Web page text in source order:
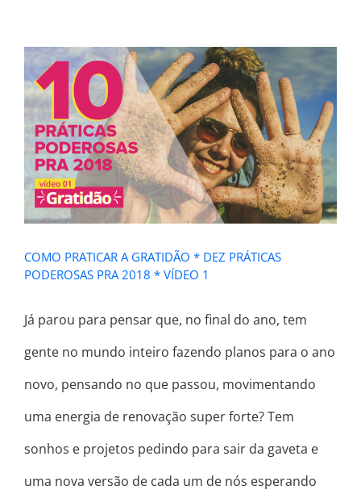
COMO PRATICAR A GRATIDÃO * DEZ
PRÁTICAS PODEROSAS PRA 2018 *
VÍDEO 1
COMO PRATICAR A GRATIDÃO * DEZ PRÁTICAS
PODEROSAS PRA 2018 * VÍDEO 1
Já parou para pensar que, no final do ano, tem
gente no mundo inteiro fazendo planos para o ano
novo, pensando no que passou, movimentando
uma energia de renovação super forte? Tem
sonhos e projetos pedindo para sair da gaveta e
uma nova versão de cada um de nós esperando